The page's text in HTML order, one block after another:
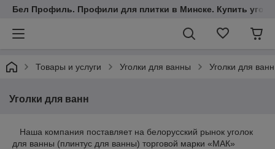
Бел Профиль. Профили для плитки в Минске. Купить
Товары и услуги Уголки для ванны Уголки для ванн
Уголки для ванн
Наша компания поставляет на белорусский рынок уголок
для ванны (плинтус для ванны) торговой марки «МАК»